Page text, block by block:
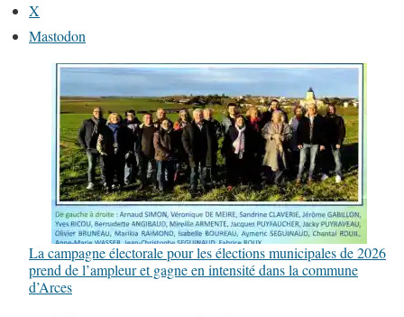
X
Mastodon
La campagne électorale pour les élections municipales de 2026
prend de l’ampleur et gagne en intensité dans la commune
d’Arces